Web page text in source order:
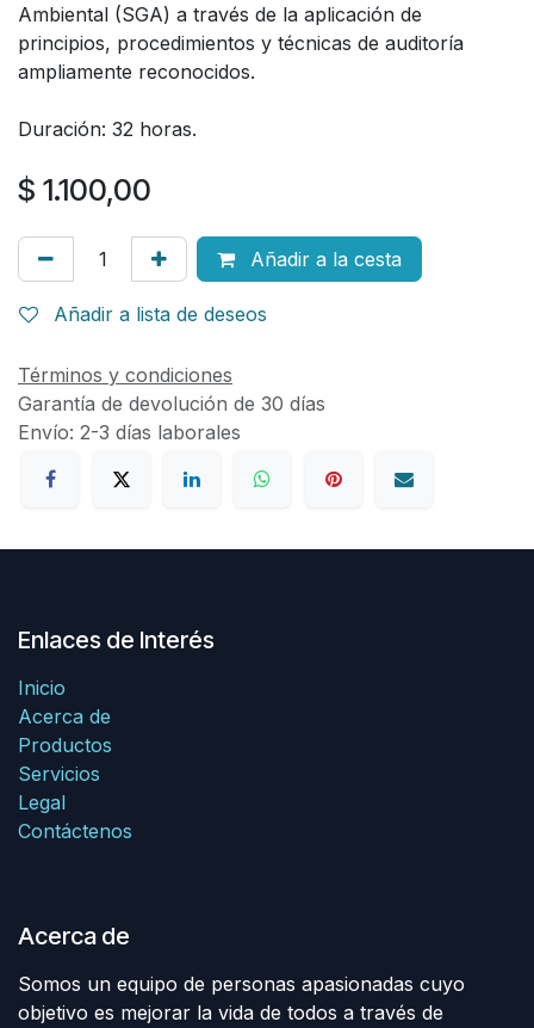
Ambiental (SGA) a través de la aplicación de
principios, procedimientos y técnicas de auditoría
ampliamente reconocidos.
Duración: 32 horas.
$ 1.100,00
Añadir a la cesta
Añadir a lista de deseos
Términos y condiciones
Garantía de devolución de 30 días
Envío: 2-3 días laborales
Enlaces de Interés
Inicio
Acerca de
Productos
Servicios
Legal
Contáctenos
Acerca de
Somos un equipo de personas apasionadas cuyo
objetivo es mejorar la vida de todos a través de